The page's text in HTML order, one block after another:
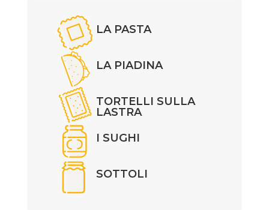
LA PASTA
LA PIADINA
TORTELLI SULLA
LASTRA
I SUGHI
SOTTOLI